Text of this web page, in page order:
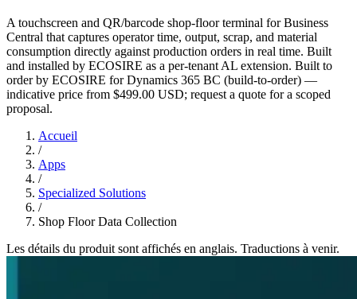
A touchscreen and QR/barcode shop-floor terminal for Business
Central that captures operator time, output, scrap, and material
consumption directly against production orders in real time. Built
and installed by ECOSIRE as a per-tenant AL extension. Built to
order by ECOSIRE for Dynamics 365 BC (build-to-order) —
indicative price from $499.00 USD; request a quote for a scoped
proposal.
Accueil
/
Apps
/
Specialized Solutions
/
Shop Floor Data Collection
Les détails du produit sont affichés en anglais. Traductions à venir.